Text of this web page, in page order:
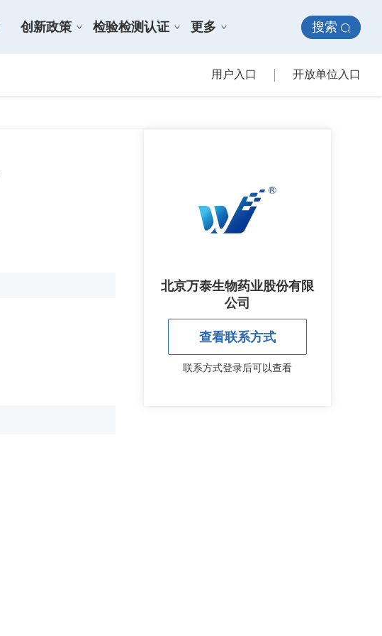
创新政策 检验检测认证 更多 搜索
用户入口 开放单位入口
北京万泰生物药业股份有限
公司
查看联系方式
联系方式登录后可以查看